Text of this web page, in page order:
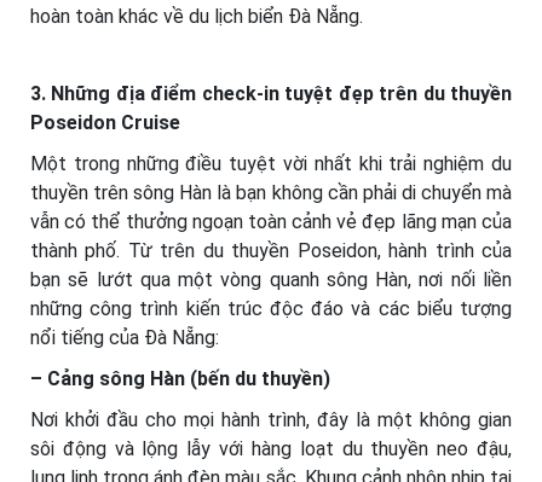
hoàn toàn khác về du lịch biển Đà Nẵng.
3. Những địa điểm check-in tuyệt đẹp trên du thuyền
Poseidon Cruise
Một trong những điều tuyệt vời nhất khi trải nghiệm du
thuyền trên sông Hàn là bạn không cần phải di chuyển mà
vẫn có thể thưởng ngoạn toàn cảnh vẻ đẹp lãng mạn của
thành phố. Từ trên du thuyền Poseidon, hành trình của
bạn sẽ lướt qua một vòng quanh sông Hàn, nơi nối liền
những công trình kiến trúc độc đáo và các biểu tượng
nổi tiếng của Đà Nẵng:
– Cảng sông Hàn (bến du thuyền)
Nơi khởi đầu cho mọi hành trình, đây là một không gian
sôi động và lộng lẫy với hàng loạt du thuyền neo đậu,